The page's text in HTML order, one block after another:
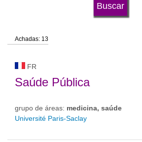
status de universidade
Achadas: 13
FR
Saúde Pública
grupo de áreas: medicina, saúde
Université Paris-Saclay